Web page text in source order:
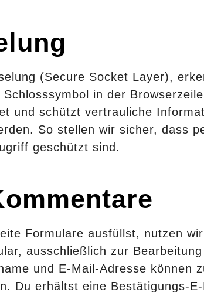
(Secure Socket Layer),
in der
und schützt vertrauliche
So stellen wir sicher, dass
geschützt sind.
Formulare ausfüllst, nutzen
ausschließlich zur
und E-Mail-Adresse können
Du erhältst eine Bestätigungs-